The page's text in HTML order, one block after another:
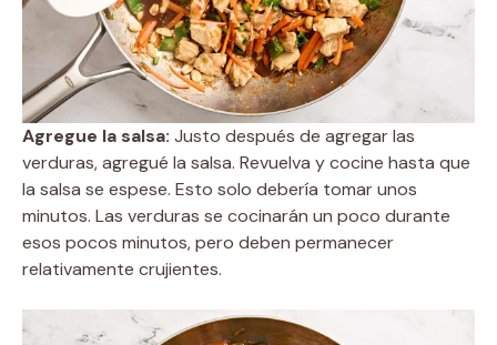
Agregue la salsa: Justo después de agregar las
verduras, agregué la salsa. Revuelva y cocine hasta que
la salsa se espese. Esto solo debería tomar unos
minutos. Las verduras se cocinarán un poco durante
esos pocos minutos, pero deben permanecer
relativamente crujientes.